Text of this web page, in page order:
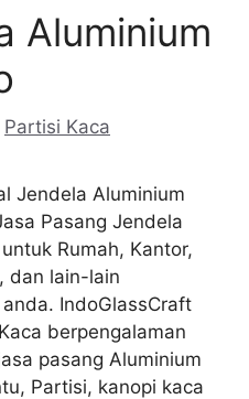
Aluminium
Partisi Kaca
Jendela Aluminium
Pasang Jendela
Rumah, Kantor,
dan lain-lain
IndoGlassCraft
berpengalaman
pasang Aluminium
Partisi, kanopi kaca